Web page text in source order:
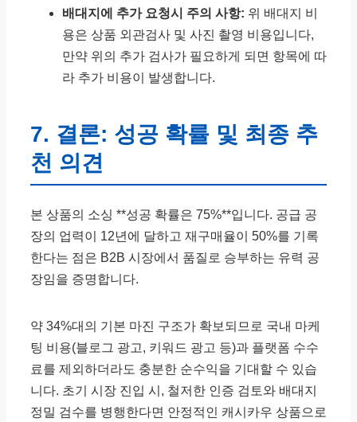
배대지에 추가 요청시 주의 사항: 위 배대지 비
용은 상품 외관검사 및 사진 촬영 비용입니다,
만약 위의 추가 검사가 필요하게 되면 항목에 따
라 추가 비용이 발생합니다.
7. 결론: 성공 확률 및 최종 추
천 의견
본 상품의 소싱 **성공 확률은 75%**입니다. 공급 공
장의 업력이 12년에 달하고 재구매율이 50%를 기록
한다는 점은 B2B 시장에서 품질로 승부하는 유력 공
장임을 증명합니다.
약 34%대의 기본 마진 구조가 확보되므로 국내 마케
팅 비용(블로그 광고, 키워드 광고 등)과 플랫폼 수수
료를 제외하더라도 충분한 순수익을 기대할 수 있습
니다. 초기 시장 진입 시, 철저한 인증 검토와 배대지
정밀 검수를 병행한다면 안정적인 캐시카우 상품으로